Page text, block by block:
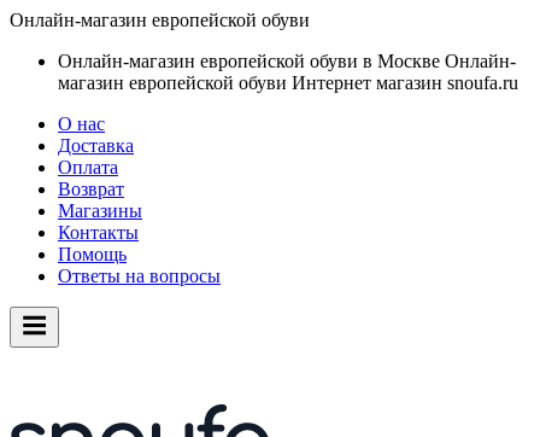
Онлайн-магазин европейской обуви
Онлайн-магазин европейской обуви в Москве Онлайн-
магазин европейской обуви Интернет магазин snoufa.ru
О нас
Доставка
Оплата
Возврат
Магазины
Контакты
Помощь
Ответы на вопросы